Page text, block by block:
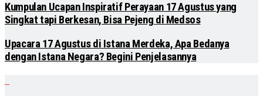
Kumpulan Ucapan Inspiratif Perayaan 17 Agustus yang
Singkat tapi Berkesan, Bisa Pejeng di Medsos
Upacara 17 Agustus di Istana Merdeka, Apa Bedanya
dengan Istana Negara? Begini Penjelasannya